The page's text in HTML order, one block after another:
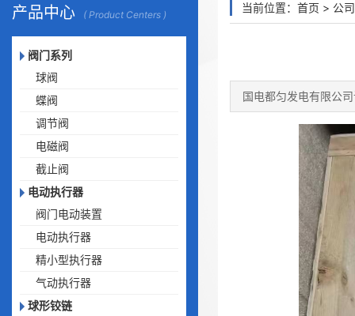
产品中心 ( Product Centers )
阀门系列
球阀
蝶阀
调节阀
电磁阀
截止阀
电动执行器
阀门电动装置
电动执行器
精小型执行器
气动执行器
球形铰链
当前位置： 首页 > 公
国电都匀发电有限公